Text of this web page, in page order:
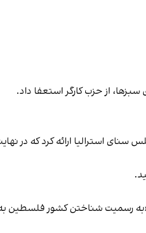
از حزب کارگر استعفا داد.
«به رسمیت شناختن کشور فلسطین